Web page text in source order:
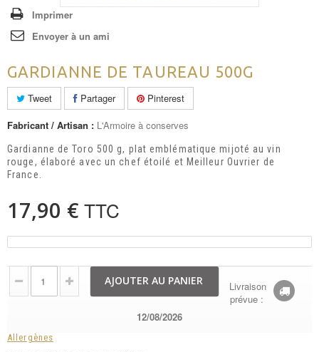
Imprimer
Envoyer à un ami
GARDIANNE DE TAUREAU 500G
Tweet Partager
Pinterest
Fabricant / Artisan : L'Armoire à conserves
Gardianne de Toro 500 g, plat emblématique mijoté au vin
rouge, élaboré avec un chef étoilé et Meilleur Ouvrier de
France.
17,90 € TTC
AJOUTER AU PANIER
Livraison
prévue :
12/08/2026
Allergènes